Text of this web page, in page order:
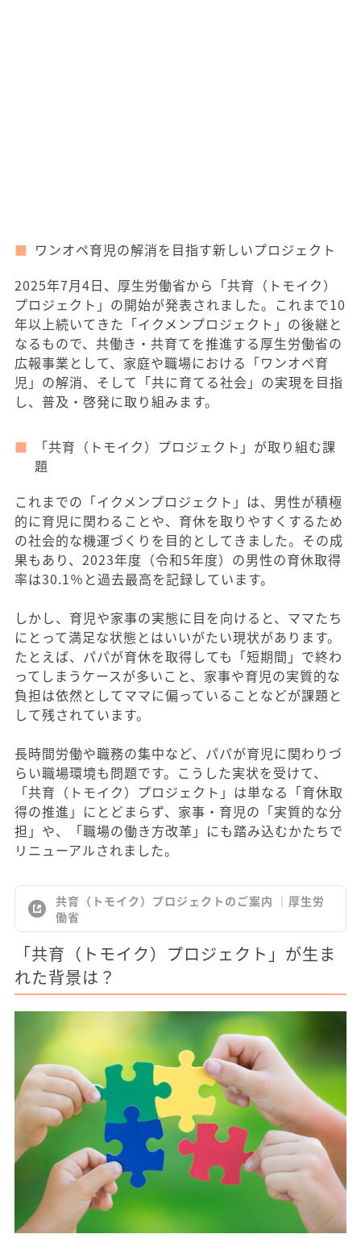
ワンオペ育児の解消を目指す新しいプロジェクト
2025年7月4日、厚生労働省から「共育（トモイク）
プロジェクト」の開始が発表されました。これまで10
年以上続いてきた「イクメンプロジェクト」の後継と
なるもので、共働き・共育てを推進する厚生労働省の
広報事業として、家庭や職場における「ワンオペ育
児」の解消、そして「共に育てる社会」の実現を目指
し、普及・啓発に取り組みます。
「共育（トモイク）プロジェクト」が取り組む課
題
これまでの「イクメンプロジェクト」は、男性が積極
的に育児に関わることや、育休を取りやすくするため
の社会的な機運づくりを目的としてきました。その成
果もあり、2023年度（令和5年度）の男性の育休取得
率は30.1％と過去最高を記録しています。
しかし、育児や家事の実態に目を向けると、ママたち
にとって満足な状態とはいいがたい現状があります。
たとえば、パパが育休を取得しても「短期間」で終わ
ってしまうケースが多いこと、家事や育児の実質的な
負担は依然としてママに偏っていることなどが課題と
して残されています。
長時間労働や職務の集中など、パパが育児に関わりづ
らい職場環境も問題です。こうした実状を受けて、
「共育（トモイク）プロジェクト」は単なる「育休取
得の推進」にとどまらず、家事・育児の「実質的な分
担」や、「職場の働き方改革」にも踏み込むかたちで
リニューアルされました。
共育（トモイク）プロジェクトのご案内 ｜厚生労
働省
「共育（トモイク）プロジェクト」が生ま
れた背景は？